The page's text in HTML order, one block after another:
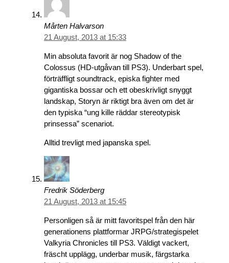
Mårten Halvarson
21 August, 2013 at 15:33
Min absoluta favorit är nog Shadow of the
Colossus (HD-utgåvan till PS3). Underbart spel,
förträffligt soundtrack, episka fighter med
gigantiska bossar och ett obeskrivligt snyggt
landskap, Storyn är riktigt bra även om det är
den typiska “ung kille räddar stereotypisk
prinsessa” scenariot.
Alltid trevligt med japanska spel.
Fredrik Söderberg
21 August, 2013 at 15:45
Personligen så är mitt favoritspel från den här
generationens plattformar JRPG/strategispelet
Valkyria Chronicles till PS3. Väldigt vackert,
fräscht upplägg, underbar musik, färgstarka